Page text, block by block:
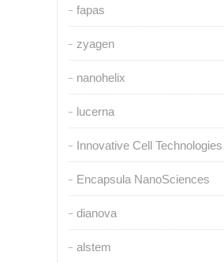
fapas
zyagen
nanohelix
lucerna
Innovative Cell Technologies
Encapsula NanoSciences
dianova
alstem